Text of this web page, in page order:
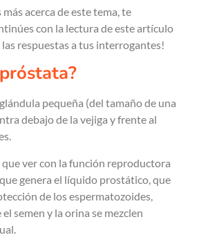
más acerca de este tema, te
con la lectura de este artículo
respuestas a tus interrogantes!
pequeña (del tamaño de una
debajo de la vejiga y frente al
ver con la función reproductora
genera el líquido prostático, que
de los espermatozoides,
semen y la orina se mezclen